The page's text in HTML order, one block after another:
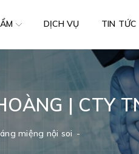
DỊCH VỤ TIN TỨC
| CTY
miệng nội soi